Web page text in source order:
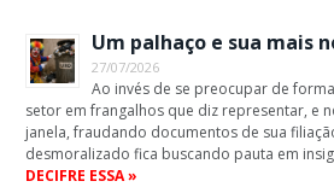
Um palhaço e sua mais
27/07/2026
Ao invés de se preocupar de
setor em frangalhos que diz representar, e
janela, fraudando documentos de sua
desmoralizado fica buscando pauta em
DECIFRE ESSA »